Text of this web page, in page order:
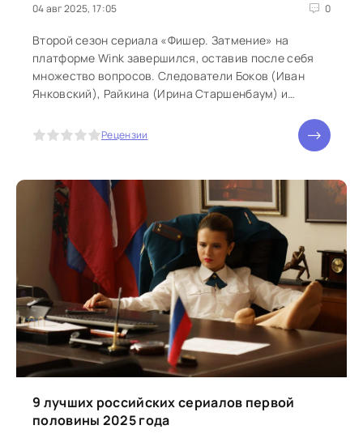
04 авг 2025, 17:05 0
Второй сезон сериала «Фишер. Затмение» на
платформе Wink завершился, оставив после себя
множество вопросов. Следователи Боков (Иван
Янковский), Райкина (Ирина Старшенбаум) и
убийств девушек в южном городе Курортном, а
Рецензии
9 лучших российских сериалов первой
половины 2025 года